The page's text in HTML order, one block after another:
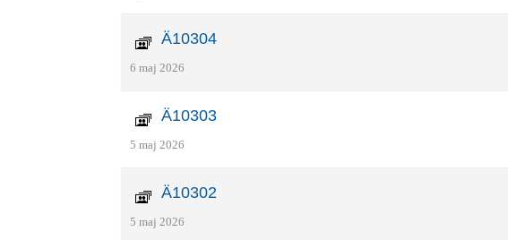
Ä10304
6 maj 2026
Ä10303
5 maj 2026
Ä10302
5 maj 2026